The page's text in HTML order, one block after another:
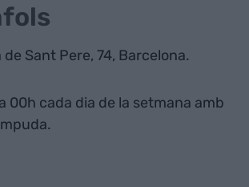
Sant Pere, 74, Barcelona.
00h cada dia de la setmana amb